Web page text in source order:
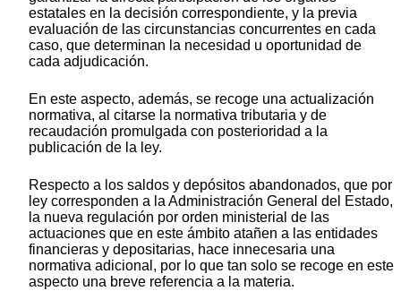
estatales en la decisión correspondiente, y la previa
evaluación de las circunstancias concurrentes en cada
caso, que determinan la necesidad u oportunidad de
cada adjudicación.
En este aspecto, además, se recoge una actualización
normativa, al citarse la normativa tributaria y de
recaudación promulgada con posterioridad a la
publicación de la ley.
Respecto a los saldos y depósitos abandonados, que por
ley corresponden a la Administración General del Estado,
la nueva regulación por orden ministerial de las
actuaciones que en este ámbito atañen a las entidades
financieras y depositarias, hace innecesaria una
normativa adicional, por lo que tan solo se recoge en este
aspecto una breve referencia a la materia.